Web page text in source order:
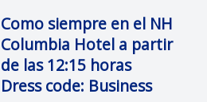
Como siempre en el NH
Columbia Hotel a partir
de las 12:15 horas
Dress code: Business